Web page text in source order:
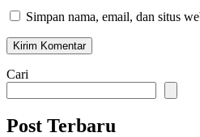
Simpan nama, email, dan situs
Cari
Post Terbaru